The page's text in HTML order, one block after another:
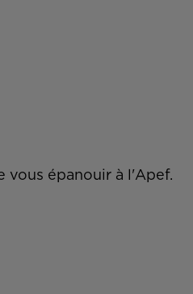
vous épanouir à l'Apef.